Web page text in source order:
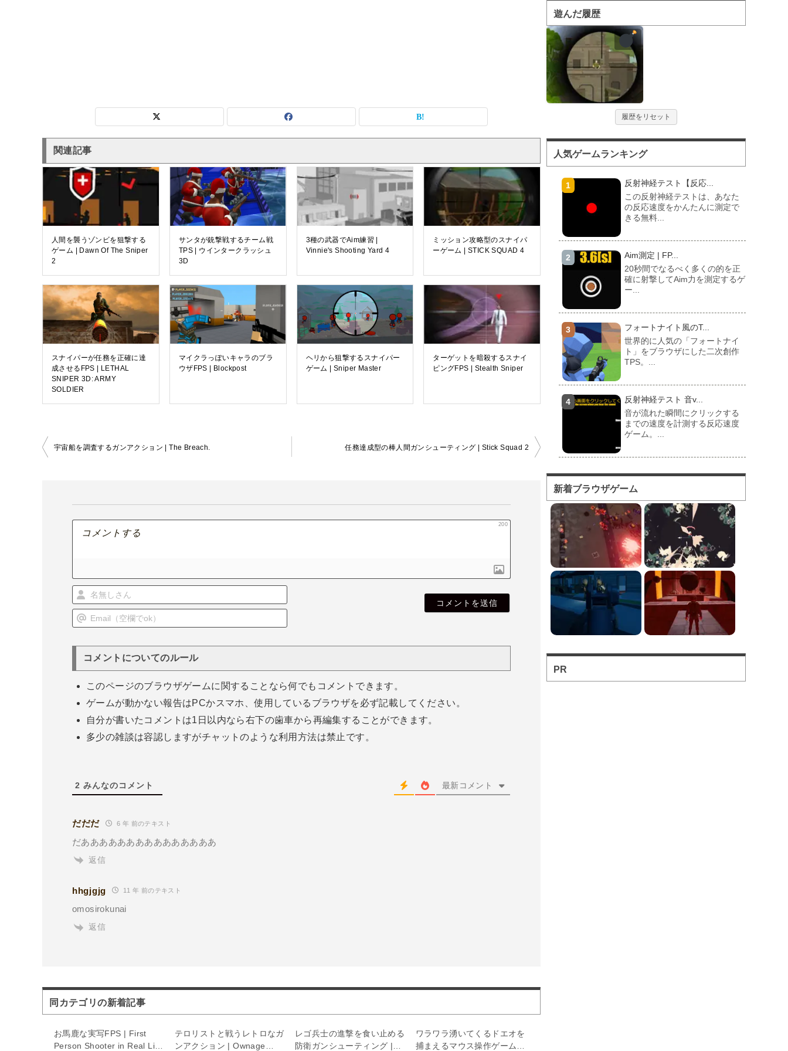
関連記事
人間を襲うゾンビを狙撃する
ゲーム | Dawn Of The Sniper
2
サンタが銃撃戦するチーム戦
TPS | ウインタークラッシュ
3D
3種の武器でAim練習 |
Vinnie's Shooting Yard 4
ミッション攻略型のスナイパ
ーゲーム | STICK SQUAD 4
スナイパーが任務を正確に達
成させるFPS | LETHAL
SNIPER 3D: ARMY
SOLDIER
マイクラっぽいキャラのブラ
ウザFPS | Blockpost
ヘリから狙撃するスナイパー
ゲーム | Sniper Master
ターゲットを暗殺するスナイ
ピングFPS | Stealth Sniper
投
稿
宇宙船を調査するガンアクション | The Breach. 任務達成型の棒人間ガンシューティング | Stick Squad 2
200
名
無
さ
E
m
i
欄
で
o
k
）
コメントについてのルール
このページのブラウザゲームに関することなら何でもコメントできます。
ゲームが動かない報告はPCかスマホ、使用しているブラウザを必ず記載してください。
自分が書いたコメントは1日以内なら右下の歯車から再編集することができます。
多少の雑談は容認しますがチャットのような利用方法は禁止です。
2 みんなのコメント 最新コメント
だだだ 6 年 前のテキスト
だあああああああああああああああ
返信
hhgjgjg 11 年 前のテキスト
omosirokunai
返信
同カテゴリの新着記事
お馬鹿な実写FPS | First
Person Shooter in Real Life
テロリストと戦うレトロなガ
ンアクション | Ownage
レゴ兵士の進撃を食い止める
防衛ガンシューティング |
ワラワラ湧いてくるドエオを
捕まえるマウス操作ゲーム |
遊んだ履歴
履歴をリセット
人気ゲームランキング
反射神経テスト【反応...
この反射神経テストは、あなた
の反応速度をかんたんに測定で
きる無料...
Aim測定 | FP...
20秒間でなるべく多くの的を正
確に射撃してAim力を測定するゲ
ー...
フォートナイト風のT...
世界的に人気の「フォートナイ
ト」をブラウザにした二次創作
TPS。...
反射神経テスト 音v...
音が流れた瞬間にクリックする
までの速度を計測する反応速度
ゲーム。...
フォートナイト風のマ...
対人ゲームとしてかなり人気の
高い「フォートナイト」をブラ
ウザで遊...
バトロワFPS対戦ゲ...
輸送機からパラシュート落下か
ら始まるバトロワFPS。
フォートナイト風の建...
フォートナイト風の建築バトル
新着ブラウザゲーム
PR